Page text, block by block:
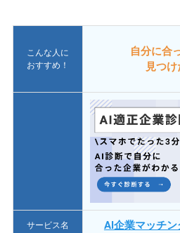
こんな人に
おすすめ！
自分に合
見つけ
サービス名 AI企業マッチン